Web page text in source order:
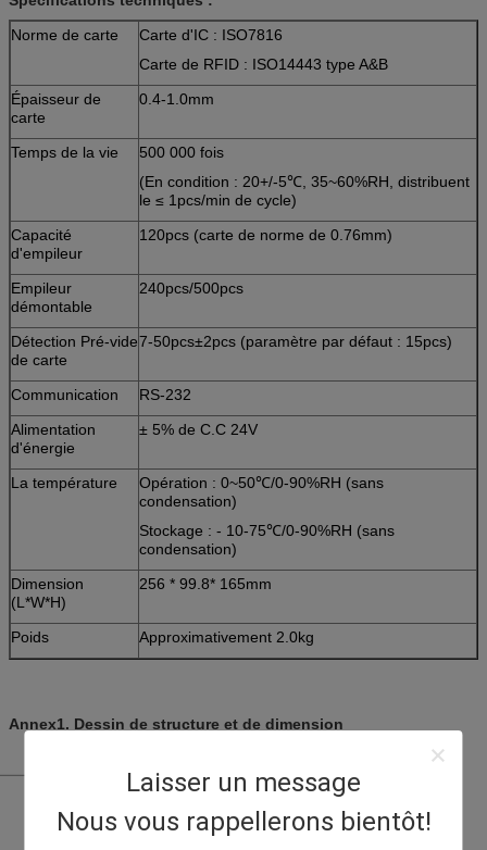
Laisser un message
Nous vous rappellerons bientôt!
Norme de carte
Carte d'IC : ISO7816
Carte de RFID : ISO14443 type A&B
Épaisseur de
carte
0.4-1.0mm
Temps de la vie
500 000 fois
(En condition : 20+/-5℃, 35~60%RH, distribuent
le ≤ 1pcs/min de cycle)
Capacité
d'empileur
120pcs (carte de norme de 0.76mm)
Empileur
démontable
240pcs/500pcs
Détection Pré-vide
de carte
7-50pcs±2pcs (paramètre par défaut : 15pcs)
Communication
RS-232
Alimentation
d'énergie
± 5% de C.C 24V
La température
Opération : 0~50℃/0-90%RH (sans
condensation)
Stockage : - 10-75℃/0-90%RH (sans
condensation)
Dimension
(L*W*H)
256 * 99.8* 165mm
Poids Approximativement 2.0kg
Annex1. Dessin de structure et de dimension